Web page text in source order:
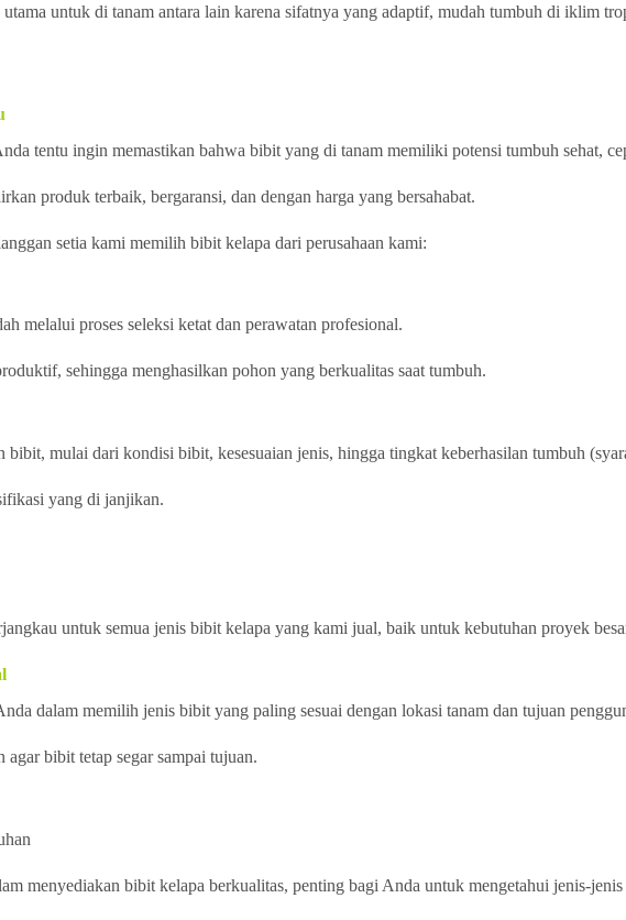
untuk di tanam antara lain karena sifatnya yang adaptif, mudah tumbuh di iklim
tentu ingin memastikan bahwa bibit yang di tanam memiliki potensi tumbuh sehat,
produk terbaik, bergaransi, dan dengan harga yang bersahabat.
setia kami memilih bibit kelapa dari perusahaan kami:
melalui proses seleksi ketat dan perawatan profesional.
sehingga menghasilkan pohon yang berkualitas saat tumbuh.
bibit, mulai dari kondisi bibit, kesesuaian jenis, hingga tingkat keberhasilan tumbuh
yang di janjikan.
untuk semua jenis bibit kelapa yang kami jual, baik untuk kebutuhan proyek
dalam memilih jenis bibit yang paling sesuai dengan lokasi tanam dan tujuan
bibit tetap segar sampai tujuan.
menyediakan bibit kelapa berkualitas, penting bagi Anda untuk mengetahui jenis-